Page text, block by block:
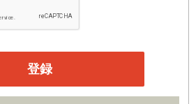
関投資家や金融機関の役職員、事業
関などの役職員、もしくは専門家の
ることを条件とし、登録の申し込み
会を承諾した時点で、本会員規約の